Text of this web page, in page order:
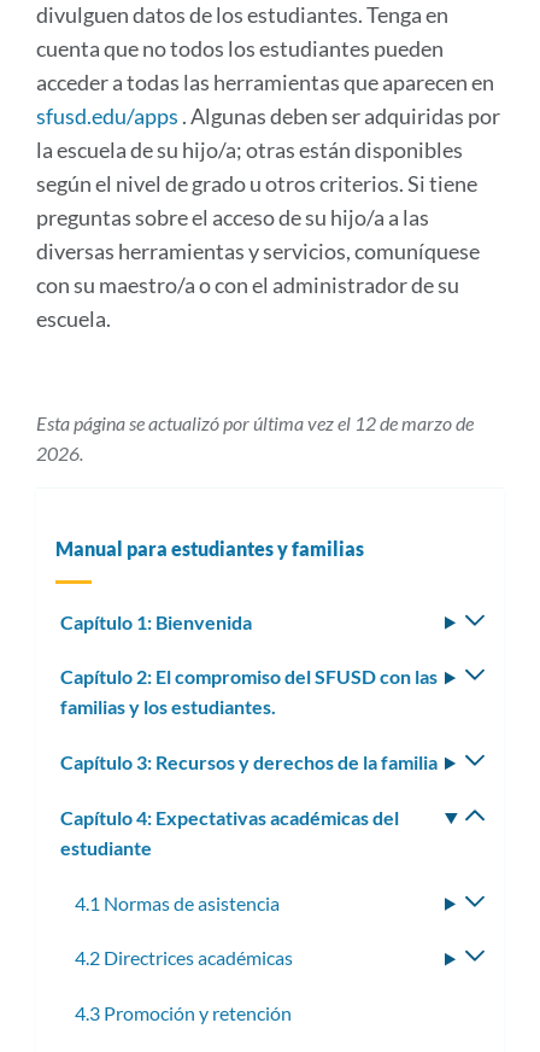
divulguen datos de los estudiantes. Tenga en
cuenta que no todos los estudiantes pueden
acceder a todas las herramientas que aparecen en
sfusd.edu/apps . Algunas deben ser adquiridas por
la escuela de su hijo/a; otras están disponibles
según el nivel de grado u otros criterios. Si tiene
preguntas sobre el acceso de su hijo/a a las
diversas herramientas y servicios, comuníquese
con su maestro/a o con el administrador de su
escuela.
Esta página se actualizó por última vez el 12 de marzo de
2026.
Manual para estudiantes y familias
Capítulo 1: Bienvenida
Capítulo 2: El compromiso del SFUSD con las
familias y los estudiantes.
Capítulo 3: Recursos y derechos de la familia
Capítulo 4: Expectativas académicas del
estudiante
4.1 Normas de asistencia
4.2 Directrices académicas
4.3 Promoción y retención